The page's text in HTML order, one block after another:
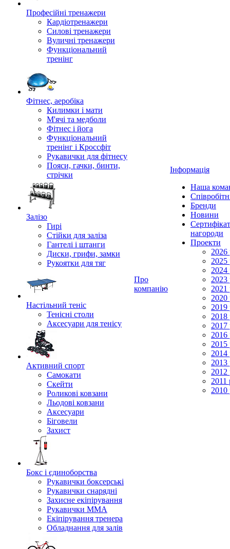
Професійні тренажери
Кардіотренажери
Силові тренажери
Вуличні тренажери
Функціональний
тренінг
Фітнес, аеробіка
Килимки і мати
М'ячі та медболи
Фітнес і йога
Функціональний
тренінг і Кроссфіт
Рукавички для фітнесу
Пояси, гачки, бинти,
стрічки
Залізо
Гирі
Стійки для заліза
Гантелі і штанги
Диски, грифи, замки
Рукоятки для тяг
Настільний теніс
Тенісні столи
Аксесуари для тенісу
Активний спорт
Самокати
Скейти
Роликові ковзани
Льодові ковзани
Аксесуари
Біговели
Захист
Бокс і єдиноборства
Рукавички боксерські
Рукавички снарядні
Захисне екіпірування
Рукавички ММА
Екіпірування тренера
Обладнання для залів
Про
компанію
Інформація
Наша
Бренди
Новини
нагороди
Проекти
2026
2025
2024
2023
2021
2020
2019
2018
2017
2016
2015
2014
2013
2012
2011
2010